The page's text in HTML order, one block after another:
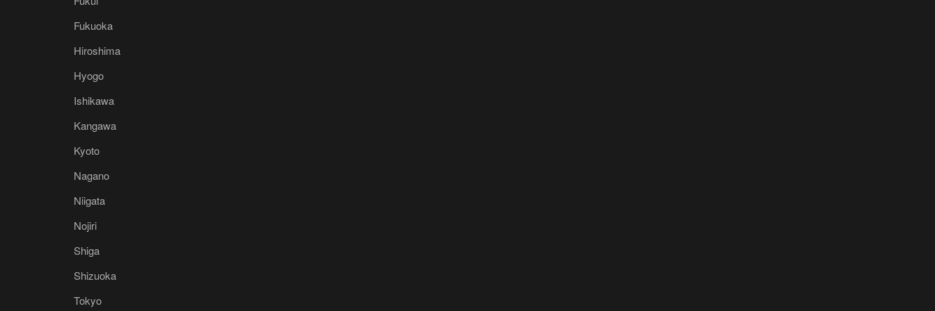
Fukuoka
Hiroshima
Hyogo
Ishikawa
Kangawa
Kyoto
Nagano
Niigata
Nojiri
Shiga
Shizuoka
Tokyo